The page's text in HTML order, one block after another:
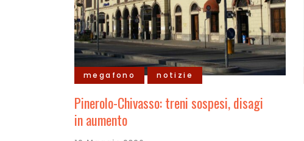
megafono notizie
Pinerolo-Chivasso: treni sospesi, disagi
in aumento